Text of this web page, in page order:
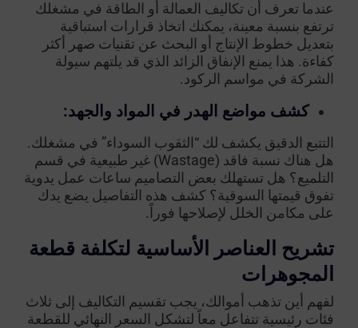
عندما تعرف أن تكاليف العمالة أو الطاقة في مشغلك
ترتفع بنسبة معينة، يمكنك اتخاذ قرارات استباقية
بتعديل خطوط الإنتاج أو البحث عن تقنيات صهر أكثر
كفاءة. هذا يمنع الإنفاق الزائد الذي قد يلتهم سيولة
الشركة في مواسم الركود.
كشف مواضع الهدر في المواد والجهد:
التتبع الدقيق يكشف لك “الثقوب السوداء” في مشغلك.
هل هناك نسبة فاقد (Wastage) غير طبيعية في قسم
التلميع؟ هل تستهلك بعض التصاميم ساعات عمل يدوية
تفوق قيمتها السوقية؟ كشف هذه التفاصيل يضع يدك
على مكامن الخلل لإصلاحها فوراً.
تشريح العناصر الأساسية لتكلفة قطعة
المجوهرات
لفهم أين تذهب أموالك، يجب تقسيم التكاليف إلى ثلاث
فئات رئيسية تتفاعل معاً لتشكل السعر النهائي للقطعة